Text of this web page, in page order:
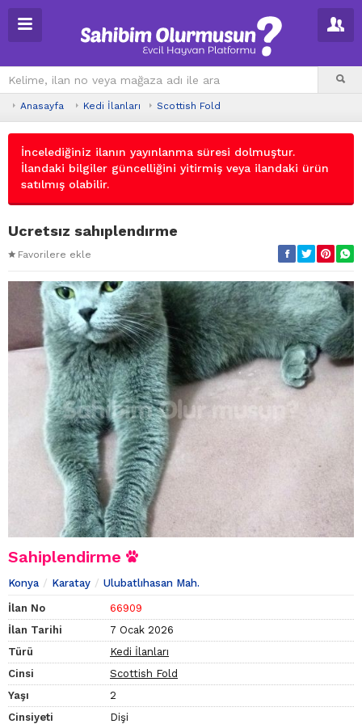
Anasayfa Kedi İlanları Scottish Fold
İncelediğiniz ilanın yayınlanma süresi dolmuştur.
İlandaki bilgiler güncelliğini yitirmiş veya ilandaki ürün
satılmış olabilir.
Ucretsız sahıplendırme
Favorilere ekle
Sahiplendirme
Konya Karatay Ulubatlıhasan Mah.
İlan No
66909
İlan Tarihi
7 Ocak 2026
Türü
Kedi İlanları
Cinsi
Scottish Fold
Yaşı
2
Cinsiyeti
Dişi